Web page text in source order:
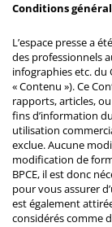
Conditions
L’espace presse a
des professionnels
infographies etc. du
« Contenu »). Ce
rapports, articles,
fins d’information
utilisation
exclue. Aucune
modification de
BPCE, il est donc
pour vous assurer
est également
considérés comme